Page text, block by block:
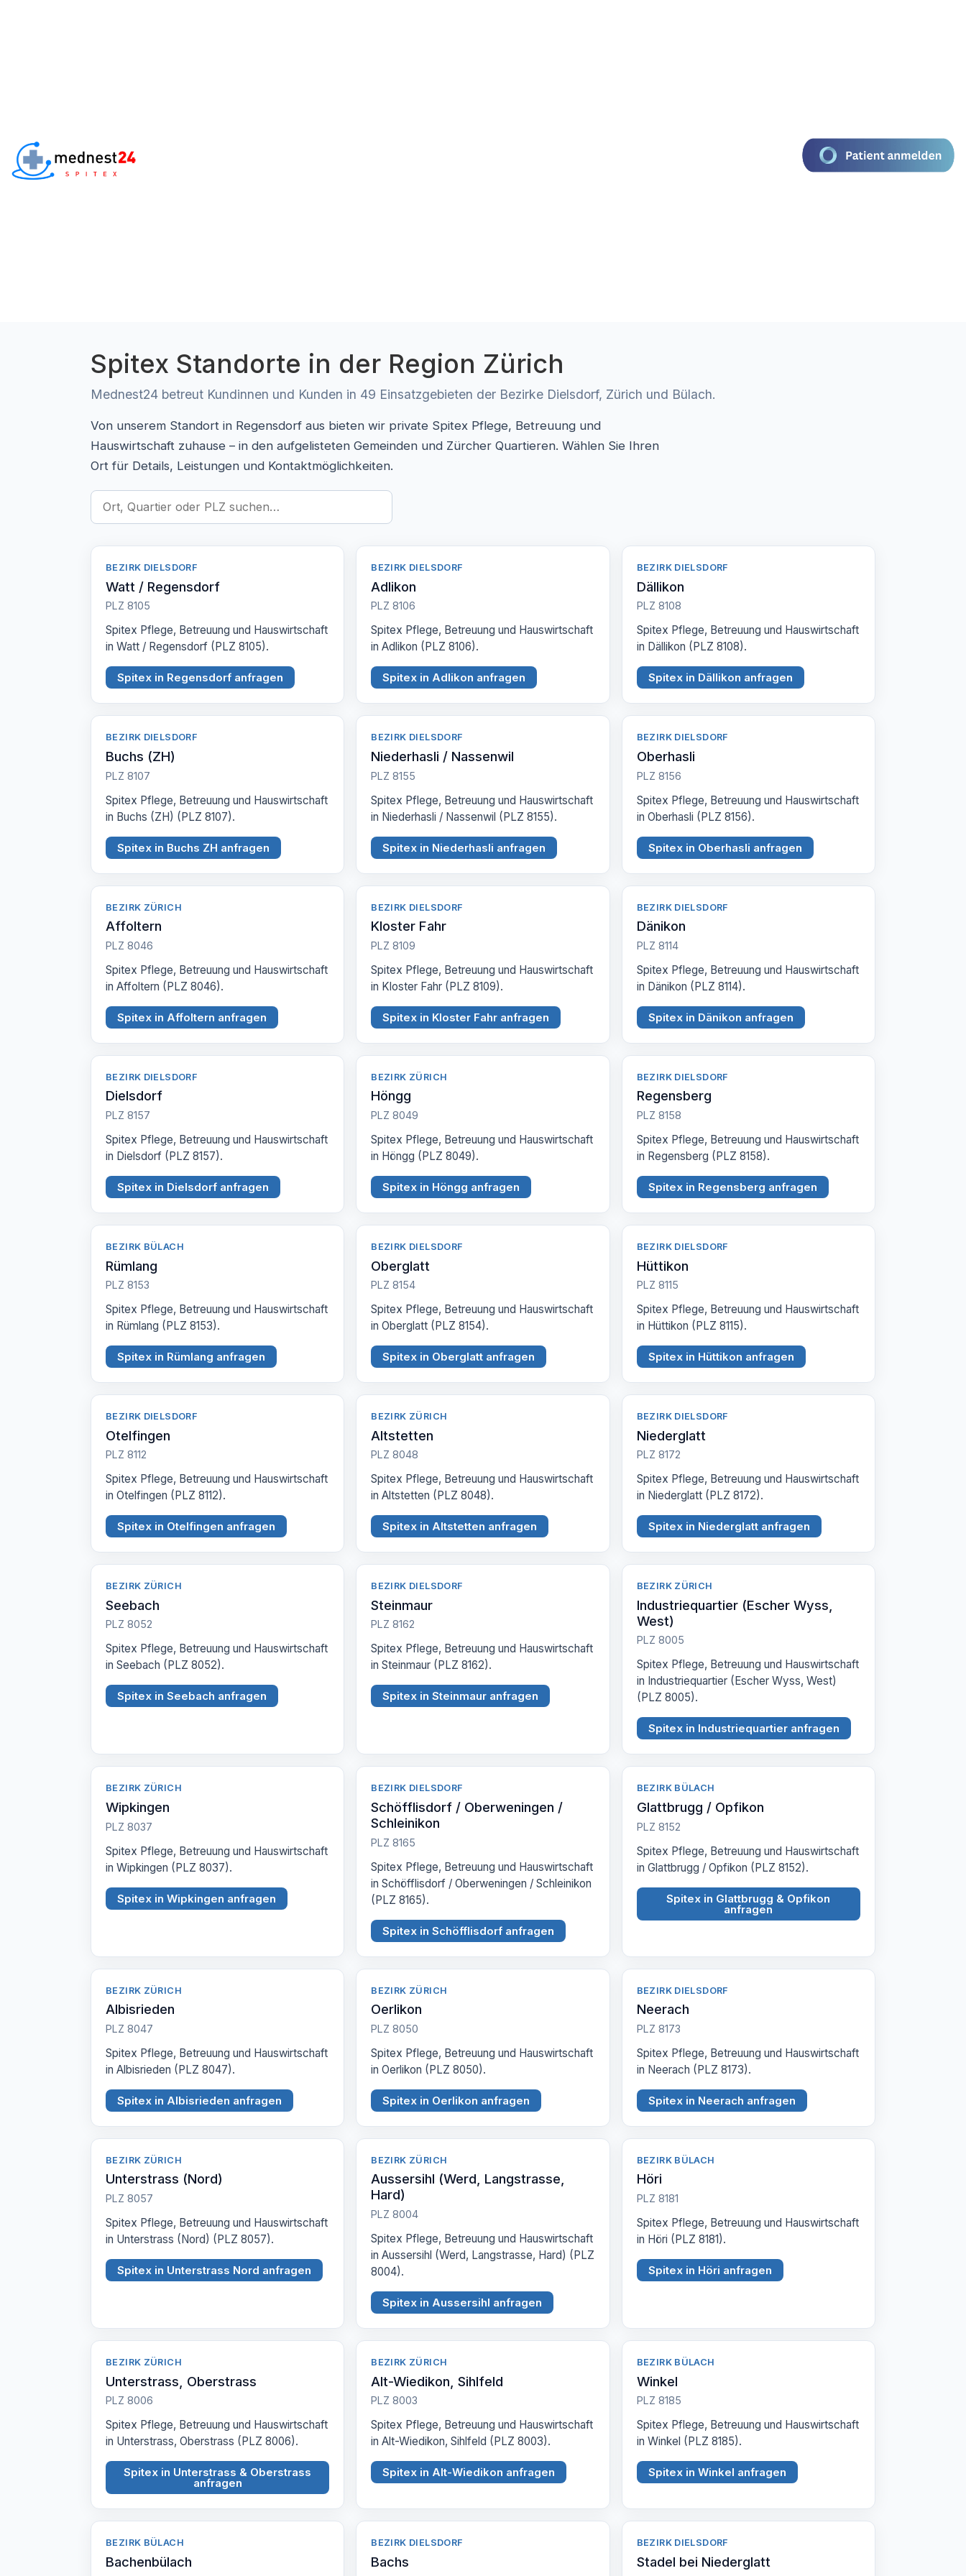
Spitex Standorte in der Region Zürich
Mednest24 betreut Kundinnen und Kunden in 49 Einsatzgebieten der Bezirke Dielsdorf, Zürich und Bülach.
Von unserem Standort in Regensdorf aus bieten wir private Spitex Pflege, Betreuung und
Hauswirtschaft zuhause – in den aufgelisteten Gemeinden und Zürcher Quartieren. Wählen Sie Ihren
Ort für Details, Leistungen und Kontaktmöglichkeiten.
BEZIRK DIELSDORF
Watt / Regensdorf
PLZ 8105
Spitex Pflege, Betreuung und Hauswirtschaft
in Watt / Regensdorf (PLZ 8105).
Spitex in Regensdorf anfragen
BEZIRK DIELSDORF
Adlikon
PLZ 8106
Spitex Pflege, Betreuung und Hauswirtschaft
in Adlikon (PLZ 8106).
Spitex in Adlikon anfragen
BEZIRK DIELSDORF
Dällikon
PLZ 8108
Spitex Pflege, Betreuung und Hauswirtschaft
in Dällikon (PLZ 8108).
Spitex in Dällikon anfragen
BEZIRK DIELSDORF
Buchs (ZH)
PLZ 8107
Spitex Pflege, Betreuung und Hauswirtschaft
in Buchs (ZH) (PLZ 8107).
Spitex in Buchs ZH anfragen
BEZIRK DIELSDORF
Niederhasli / Nassenwil
PLZ 8155
Spitex Pflege, Betreuung und Hauswirtschaft
in Niederhasli / Nassenwil (PLZ 8155).
Spitex in Niederhasli anfragen
BEZIRK DIELSDORF
Oberhasli
PLZ 8156
Spitex Pflege, Betreuung und Hauswirtschaft
in Oberhasli (PLZ 8156).
Spitex in Oberhasli anfragen
BEZIRK ZÜRICH
Affoltern
PLZ 8046
Spitex Pflege, Betreuung und Hauswirtschaft
in Affoltern (PLZ 8046).
Spitex in Affoltern anfragen
BEZIRK DIELSDORF
Kloster Fahr
PLZ 8109
Spitex Pflege, Betreuung und Hauswirtschaft
in Kloster Fahr (PLZ 8109).
Spitex in Kloster Fahr anfragen
BEZIRK DIELSDORF
Dänikon
PLZ 8114
Spitex Pflege, Betreuung und Hauswirtschaft
in Dänikon (PLZ 8114).
Spitex in Dänikon anfragen
BEZIRK DIELSDORF
Dielsdorf
PLZ 8157
Spitex Pflege, Betreuung und Hauswirtschaft
in Dielsdorf (PLZ 8157).
Spitex in Dielsdorf anfragen
BEZIRK ZÜRICH
Höngg
PLZ 8049
Spitex Pflege, Betreuung und Hauswirtschaft
in Höngg (PLZ 8049).
Spitex in Höngg anfragen
BEZIRK DIELSDORF
Regensberg
PLZ 8158
Spitex Pflege, Betreuung und Hauswirtschaft
in Regensberg (PLZ 8158).
Spitex in Regensberg anfragen
BEZIRK BÜLACH
Rümlang
PLZ 8153
Spitex Pflege, Betreuung und Hauswirtschaft
in Rümlang (PLZ 8153).
Spitex in Rümlang anfragen
BEZIRK DIELSDORF
Oberglatt
PLZ 8154
Spitex Pflege, Betreuung und Hauswirtschaft
in Oberglatt (PLZ 8154).
Spitex in Oberglatt anfragen
BEZIRK DIELSDORF
Hüttikon
PLZ 8115
Spitex Pflege, Betreuung und Hauswirtschaft
in Hüttikon (PLZ 8115).
Spitex in Hüttikon anfragen
BEZIRK DIELSDORF
Otelfingen
PLZ 8112
Spitex Pflege, Betreuung und Hauswirtschaft
in Otelfingen (PLZ 8112).
Spitex in Otelfingen anfragen
BEZIRK ZÜRICH
Altstetten
PLZ 8048
Spitex Pflege, Betreuung und Hauswirtschaft
in Altstetten (PLZ 8048).
Spitex in Altstetten anfragen
BEZIRK DIELSDORF
Niederglatt
PLZ 8172
Spitex Pflege, Betreuung und Hauswirtschaft
in Niederglatt (PLZ 8172).
Spitex in Niederglatt anfragen
BEZIRK ZÜRICH
Seebach
PLZ 8052
Spitex Pflege, Betreuung und Hauswirtschaft
in Seebach (PLZ 8052).
Spitex in Seebach anfragen
BEZIRK DIELSDORF
Steinmaur
PLZ 8162
Spitex Pflege, Betreuung und Hauswirtschaft
in Steinmaur (PLZ 8162).
Spitex in Steinmaur anfragen
BEZIRK ZÜRICH
Industriequartier (Escher Wyss,
West)
PLZ 8005
Spitex Pflege, Betreuung und Hauswirtschaft
in Industriequartier (Escher Wyss, West)
(PLZ 8005).
Spitex in Industriequartier anfragen
BEZIRK ZÜRICH
Wipkingen
PLZ 8037
Spitex Pflege, Betreuung und Hauswirtschaft
in Wipkingen (PLZ 8037).
Spitex in Wipkingen anfragen
BEZIRK DIELSDORF
Schöfflisdorf / Oberweningen /
Schleinikon
PLZ 8165
Spitex Pflege, Betreuung und Hauswirtschaft
in Schöfflisdorf / Oberweningen / Schleinikon
(PLZ 8165).
Spitex in Schöfflisdorf anfragen
BEZIRK BÜLACH
Glattbrugg / Opfikon
PLZ 8152
Spitex Pflege, Betreuung und Hauswirtschaft
in Glattbrugg / Opfikon (PLZ 8152).
Spitex in Glattbrugg & Opfikon
anfragen
BEZIRK ZÜRICH
Albisrieden
PLZ 8047
Spitex Pflege, Betreuung und Hauswirtschaft
in Albisrieden (PLZ 8047).
Spitex in Albisrieden anfragen
BEZIRK ZÜRICH
Oerlikon
PLZ 8050
Spitex Pflege, Betreuung und Hauswirtschaft
in Oerlikon (PLZ 8050).
Spitex in Oerlikon anfragen
BEZIRK DIELSDORF
Neerach
PLZ 8173
Spitex Pflege, Betreuung und Hauswirtschaft
in Neerach (PLZ 8173).
Spitex in Neerach anfragen
BEZIRK ZÜRICH
Unterstrass (Nord)
PLZ 8057
Spitex Pflege, Betreuung und Hauswirtschaft
in Unterstrass (Nord) (PLZ 8057).
Spitex in Unterstrass Nord anfragen
BEZIRK ZÜRICH
Aussersihl (Werd, Langstrasse,
Hard)
PLZ 8004
Spitex Pflege, Betreuung und Hauswirtschaft
in Aussersihl (Werd, Langstrasse, Hard) (PLZ
8004).
Spitex in Aussersihl anfragen
BEZIRK BÜLACH
Höri
PLZ 8181
Spitex Pflege, Betreuung und Hauswirtschaft
in Höri (PLZ 8181).
Spitex in Höri anfragen
BEZIRK ZÜRICH
Unterstrass, Oberstrass
PLZ 8006
Spitex Pflege, Betreuung und Hauswirtschaft
in Unterstrass, Oberstrass (PLZ 8006).
Spitex in Unterstrass & Oberstrass
anfragen
BEZIRK ZÜRICH
Alt-Wiedikon, Sihlfeld
PLZ 8003
Spitex Pflege, Betreuung und Hauswirtschaft
in Alt-Wiedikon, Sihlfeld (PLZ 8003).
Spitex in Alt-Wiedikon anfragen
BEZIRK BÜLACH
Winkel
PLZ 8185
Spitex Pflege, Betreuung und Hauswirtschaft
in Winkel (PLZ 8185).
Spitex in Winkel anfragen
BEZIRK BÜLACH
Bachenbülach
BEZIRK DIELSDORF
Bachs
BEZIRK DIELSDORF
Stadel bei Niederglatt